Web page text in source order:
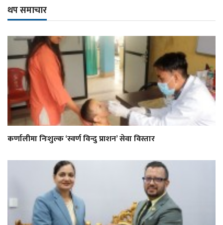
थप समाचार
कर्णालीमा निःशुल्क ‘स्वर्ण विन्दु प्राशन’ सेवा विस्तार